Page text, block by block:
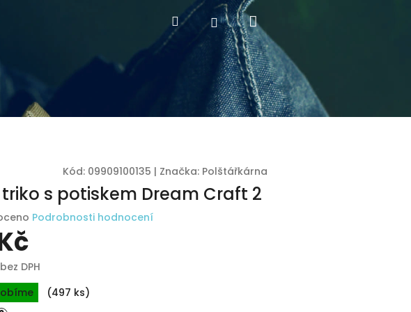
HledatPřihlášeníNákupní
košík
Kód: 09909100135 | Značka: Polštářkárna
s potiskem Dream Craft 2
Podrobnosti hodnocení
bez DPH
(497 ks)